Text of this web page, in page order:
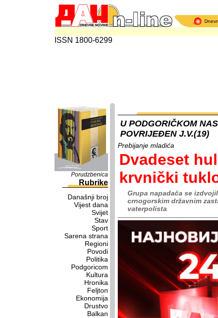
ISSN 1800-6299
Porudzbenica
Rubrike
Današnji broj
Vijest dana
Svijet
Stav
Sport
Sarena strana
Regioni
Povodi
Politika
Podgoricom
Kultura
Hronika
Feljton
Ekonomija
Drustvo
Balkan
U PODGORIČKOM
POVRIJEĐEN J.V.(19)
Prebijanje mladića
Dvadeset
krvnički
Grupa napadača se
crnogorskim državnim
vaterpolista